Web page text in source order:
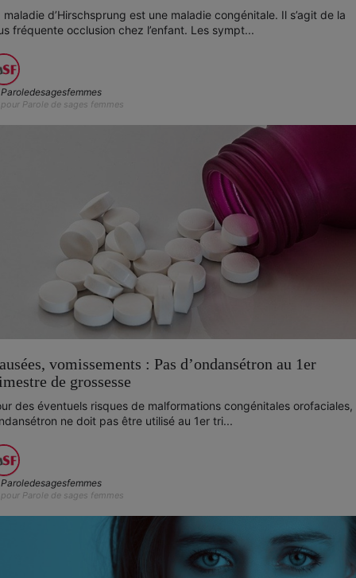
maladie d’Hirschsprung est une maladie congénitale. Il s’agit de la
fréquente occlusion chez l’enfant. Les sympt...
Paroledesagesfemmes
pour Parole de sages femmes
vomissements : Pas d’ondansétron au 1er
de grossesse
des éventuels risques de malformations congénitales orofaciales,
ne doit pas être utilisé au 1er tri...
Paroledesagesfemmes
pour Parole de sages femmes